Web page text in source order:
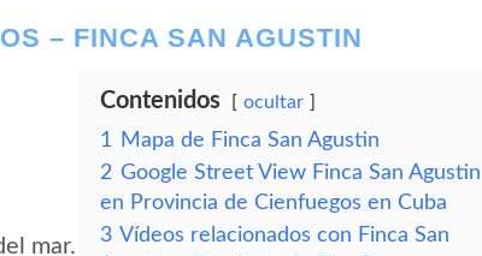
– FINCA SAN AGUSTIN
mar.
Contenidos ocultar
1
Mapa de Finca San Agustin
2 Google Street View Finca San Agustin
en Provincia de Cienfuegos en Cuba
3 Vídeos relacionados con Finca San